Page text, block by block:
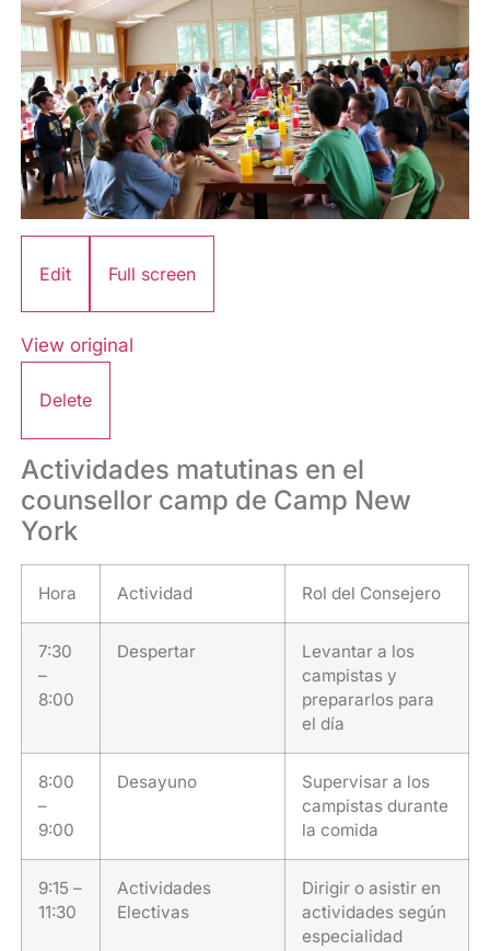
Edit Full screen
View original
Delete
Actividades matutinas en el
counsellor camp de Camp New
York
Hora Actividad Rol del Consejero
7:30
–
8:00
Despertar
Levantar a los
campistas y
prepararlos para
el día
8:00
–
9:00
Desayuno
Supervisar a los
campistas durante
la comida
9:15 –
11:30
Actividades
Electivas
Dirigir o asistir en
actividades según
especialidad